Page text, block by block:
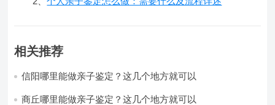
相关推荐
信阳哪里能做亲子鉴定？这几个地方就可以
商丘哪里能做亲子鉴定？这几个地方就可以